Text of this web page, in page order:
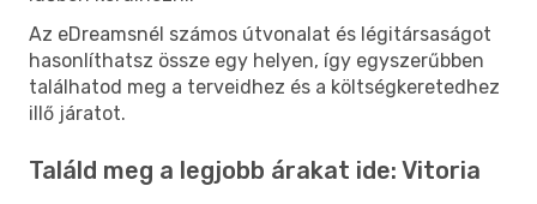
Az eDreamsnél számos útvonalat és légitársaságot
hasonlíthatsz össze egy helyen, így egyszerűbben
találhatod meg a terveidhez és a költségkeretedhez
illő járatot.
Találd meg a legjobb árakat ide: Vitoria